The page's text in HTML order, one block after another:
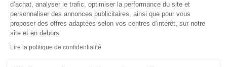
d’achat, analyser le trafic, optimiser la performance du site et
personnaliser des annonces publicitaires, ainsi que pour vous
proposer des offres adaptées selon vos centres d’intérêt, sur notre
site et en dehors.
Lire la politique de confidentialitéAxeptio consent
Parc à Poules - 12m²
Ø32mm 6x2x2,25m - Acier